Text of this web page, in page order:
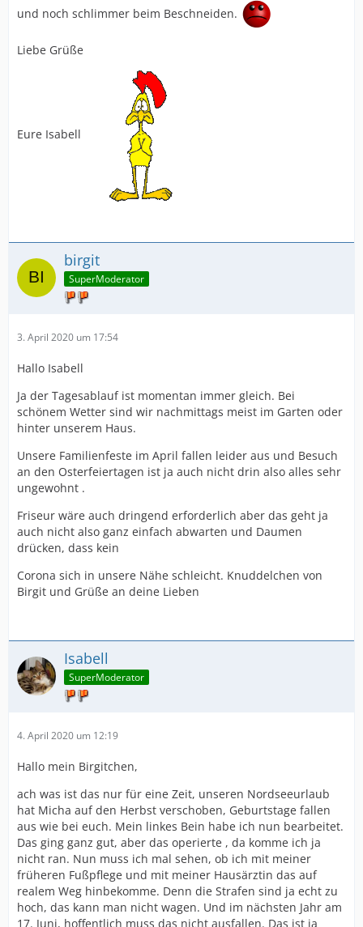
und noch schlimmer beim Beschneiden.
Liebe Grüße
Eure Isabell
birgit
SuperModerator
3. April 2020 um 17:54
Hallo Isabell
Ja der Tagesablauf ist momentan immer gleich. Bei
schönem Wetter sind wir nachmittags meist im Garten oder
hinter unserem Haus.
Unsere Familienfeste im April fallen leider aus und Besuch
an den Osterfeiertagen ist ja auch nicht drin also alles sehr
ungewohnt .
Friseur wäre auch dringend erforderlich aber das geht ja
auch nicht also ganz einfach abwarten und Daumen
drücken, dass kein
Corona sich in unsere Nähe schleicht. Knuddelchen von
Birgit und Grüße an deine Lieben
Isabell
SuperModerator
4. April 2020 um 12:19
Hallo mein Birgitchen,
ach was ist das nur für eine Zeit, unseren Nordseeurlaub
hat Micha auf den Herbst verschoben, Geburtstage fallen
aus wie bei euch. Mein linkes Bein habe ich nun bearbeitet.
Das ging ganz gut, aber das operierte , da komme ich ja
nicht ran. Nun muss ich mal sehen, ob ich mit meiner
früheren Fußpflege und mit meiner Hausärztin das auf
realem Weg hinbekomme. Denn die Strafen sind ja echt zu
hoch, das kann man nicht wagen. Und im nächsten Jahr am
17. Juni, hoffentlich muss das nicht ausfallen. Das ist ja